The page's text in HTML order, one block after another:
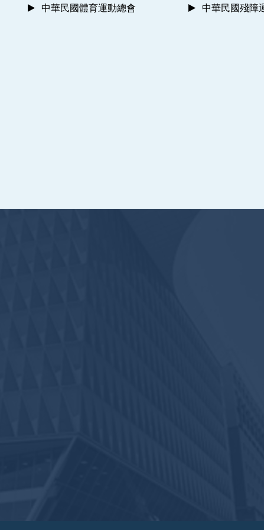
中華民國體育運動總會 中華民國殘障